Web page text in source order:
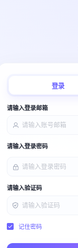
登录
请输入登录邮箱
请输入登录密码
请输入验证码
记住密码